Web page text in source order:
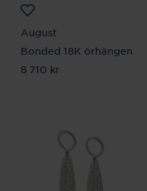
August
Bonded 18K örhängen
Pris:8 710 kr
8 710 kr